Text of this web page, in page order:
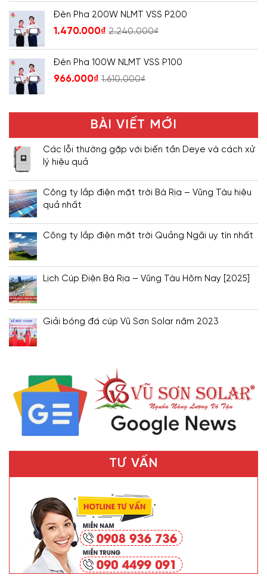
Đèn Pha 200W NLMT VSS P200
1.470.000₫ 2.240.000₫
Đèn Pha 100W NLMT VSS P100
966.000₫ 1.610.000₫
BÀI VIẾT MỚI
Các lỗi thường gặp với biến tần Deye và cách xử
lý hiệu quả
Công ty lắp điện mặt trời Bà Rịa – Vũng Tàu hiệu
quả nhất
Công ty lắp điện mặt trời Quảng Ngãi uy tín nhất
Lịch Cúp Điện Bà Rịa – Vũng Tàu Hôm Nay [2025]
Giải bóng đá cúp Vũ Sơn Solar năm 2023
TƯ VẤN